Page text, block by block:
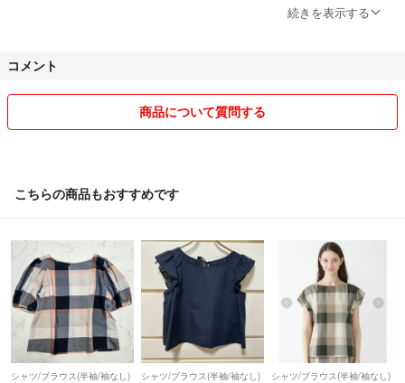
保証が欲しい方はコメント下さい。
・ユーズド品、自宅保管に関してはご理解の上購入下さい。
・新品などブランド品の商品すり替えや理不尽なクレーム防止のため購
・普通郵便での発送後の郵送中のトラブルでの保証はお受けできませ
続きを表示する
コメント
商品について質問する
こちらの商品もおすすめです
シャツ/ブラウス(半袖/袖なし) シャツ/ブラウス(半袖/袖なし) シャツ/ブラウス(半袖/袖なし)